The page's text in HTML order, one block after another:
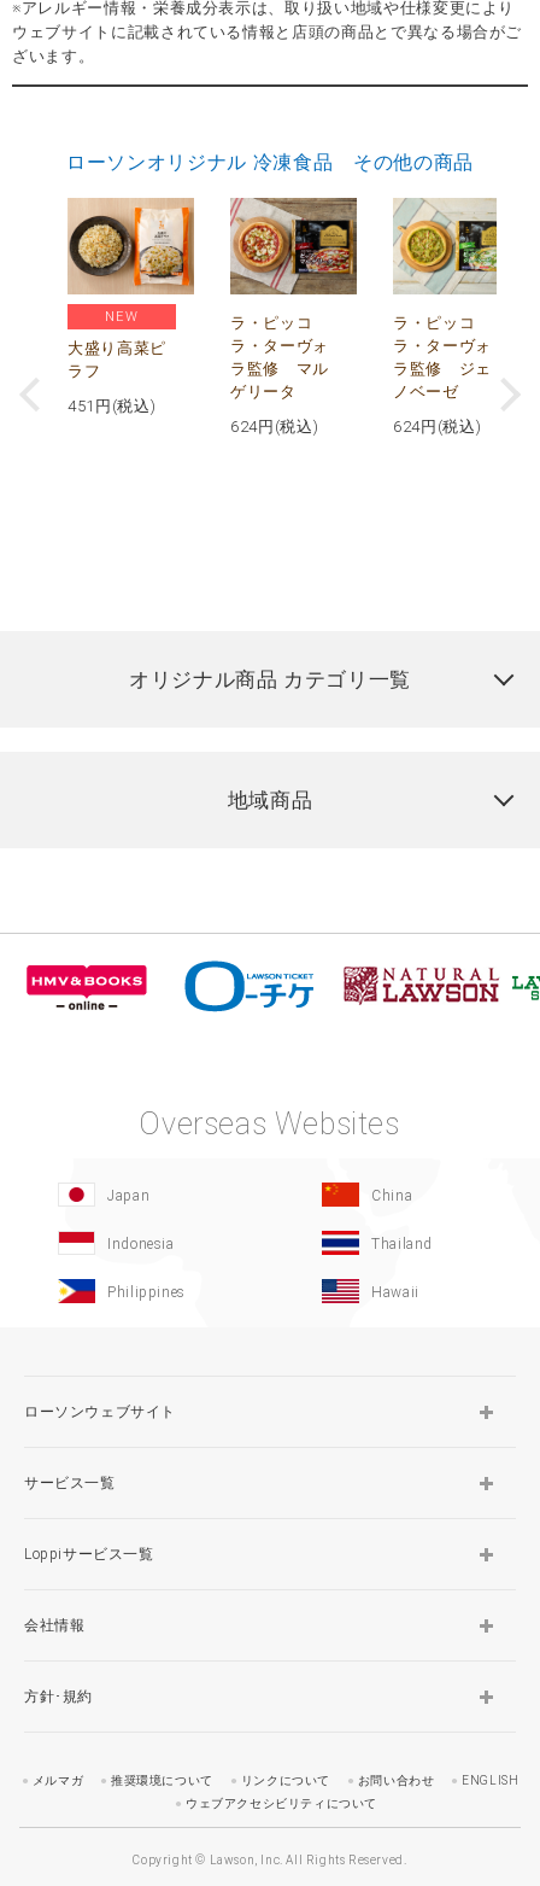
※アレルギー情報・栄養成分表示は、取り扱い地域や仕様変更により
ウェブサイトに記載されている情報と店頭の商品とで異なる場合がご
ざいます。
ローソンオリジナル 冷凍食品 その他の商品
NEW
大盛り高菜ピ
ラフ
451 円(税込)
ラ・ピッコ
ラ・ターヴォ
ラ監修 マル
ゲリータ
624円(税込)
ラ・ピッコ
ラ・ターヴォ
ラ監修 ジェ
ノベーゼ
624円(税込)
オリジナル商品 カテゴリ一覧
地域商品
Overseas Websites
Japan China
Indonesia Thailand
Philippines Hawaii
ローソンウェブサイト
サービス一覧
Loppiサービス一覧
会社情報
方針･規約
メルマガ 推奨環境について リンクについて お問い合わせ
ENGLISH
ウェブアクセシビリティについて
Copyright © Lawson, Inc. All Rights Reserved.